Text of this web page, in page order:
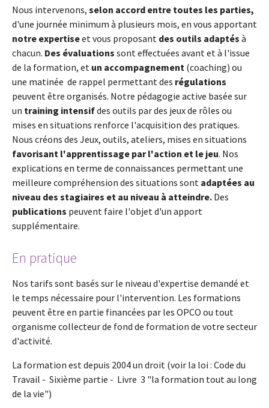
Nous intervenons, selon accord entre toutes les parties,
d'une journée minimum à plusieurs mois, en vous apportant
notre expertiseet vous proposant des outils adaptés à
chacun. Des évaluations sont effectuées avant et à l'issue
de la formation, et un accompagnement (coaching) ou
une matinée de rappel permettant des régulations
peuvent être organisés. Notre pédagogie active basée sur
un training intensifdes outils par des jeux de rôles ou
mises en situations renforce l'acquisition des pratiques.
Nous créons des Jeux, outils, ateliers, mises en situations
favorisant l'apprentissage par l'action et le jeu. Nos
explications en terme de connaissances permettant une
meilleure compréhension des situations sont adaptées au
niveau des stagiaires et au niveau à atteindre. Des
publications peuvent faire l'objet d'un apport
supplémentaire.
En pratique
Nos tarifs sont basés sur le niveau d'expertise demandé et
le temps nécessaire pour l'intervention. Les formations
peuvent être en partie financées par les OPCO ou tout
organisme collecteur de fond de formation de votre secteur
d'activité.
La formation est depuis 2004 un droit (voir la loi : Code du
Travail - Sixième partie - Livre 3 "la formation tout au long
de la vie")